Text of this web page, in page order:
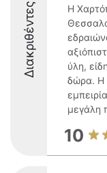
Διακριθέντες
Η
ύλη,
δώρα. Η
μεγάλη
10